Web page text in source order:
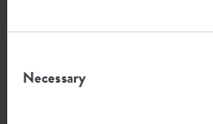
Selection
Necessary
Reciclaje